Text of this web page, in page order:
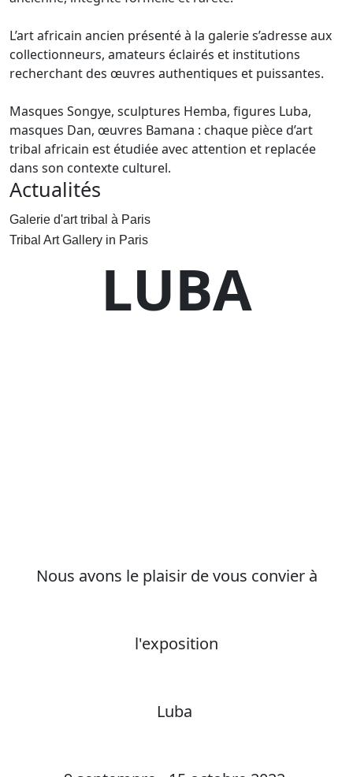
L’art africain ancien présenté à la galerie s’adresse aux
collectionneurs, amateurs éclairés et institutions
recherchant des œuvres authentiques et puissantes.
Masques Songye, sculptures Hemba, figures Luba,
masques Dan, œuvres Bamana : chaque pièce d’art
tribal africain est étudiée avec attention et replacée
dans son contexte culturel.
Actualités
Galerie d'art tribal à Paris
Tribal Art Gallery in Paris
LUBA
Nous avons le plaisir de vous convier à
l'exposition
Luba